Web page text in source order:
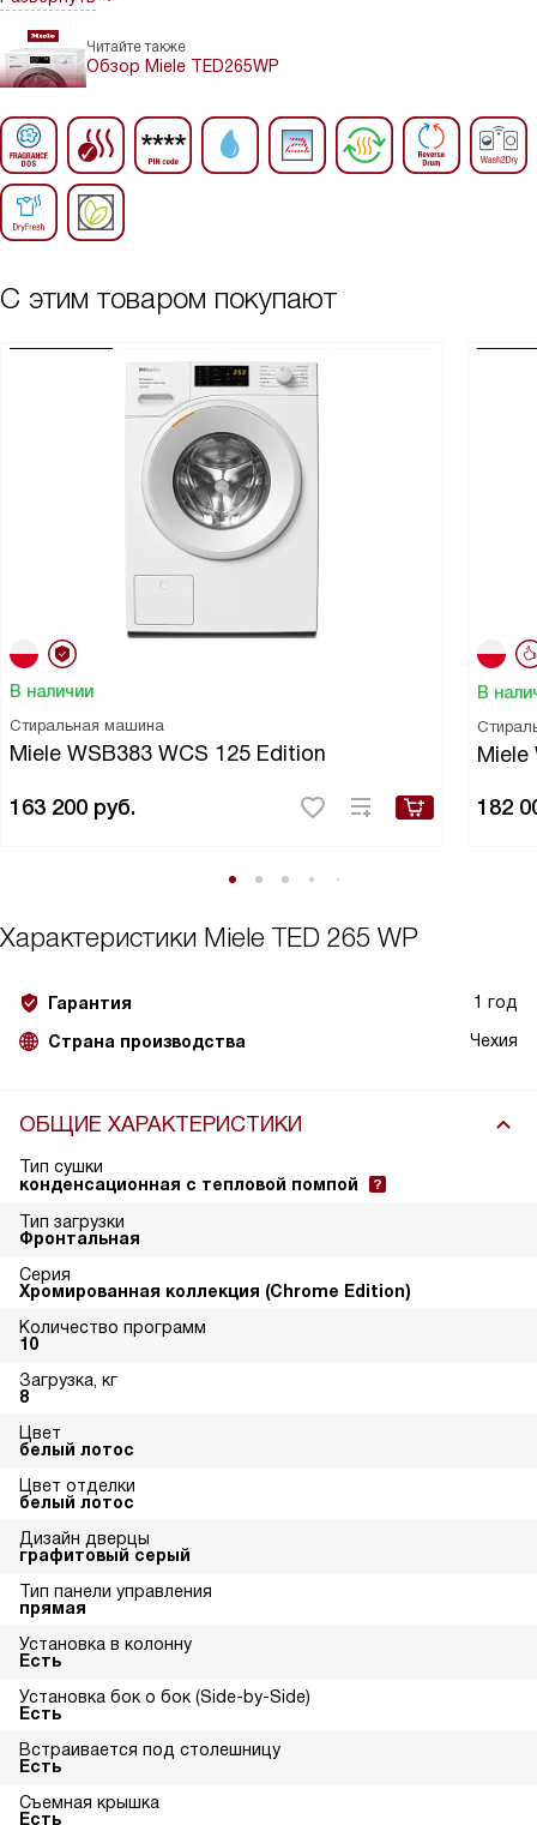
Читайте также
Обзор Miele TED265WP
С этим товаром покупают
В наличии
Стиральная машина
Miele WSB383 WCS 125 Edition
163 200 руб.
В
Miele
182
Характеристики Miele TED 265 WP
Гарантия 1 год
Страна производства Чехия
ОБЩИЕ ХАРАКТЕРИСТИКИ
Тип сушки
конденсационная с тепловой помпой
Тип загрузки
Фронтальная
Серия
Хромированная коллекция (Chrome Edition)
Количество программ
10
Загрузка, кг
8
Цвет
белый лотос
Цвет отделки
белый лотос
Дизайн дверцы
графитовый серый
Тип панели управления
прямая
Установка в колонну
Есть
Установка бок о бок (Side-by-Side)
Есть
Встраивается под столешницу
Есть
Съемная крышка
Есть